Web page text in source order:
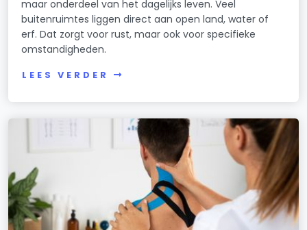
maar onderdeel van het dagelijks leven. Veel
buitenruimtes liggen direct aan open land, water of
erf. Dat zorgt voor rust, maar ook voor specifieke
omstandigheden.
LEES VERDER